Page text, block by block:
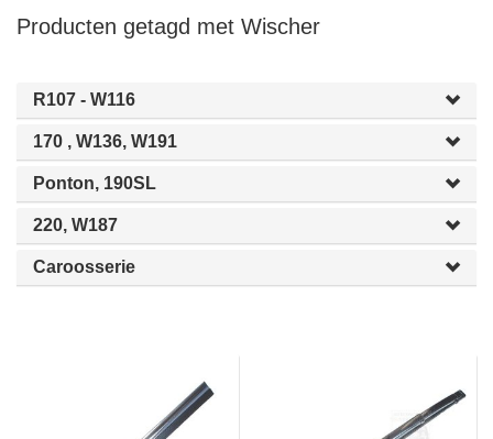
Producten getagd met Wischer
R107 - W116
170 , W136, W191
Ponton, 190SL
220, W187
Caroosserie